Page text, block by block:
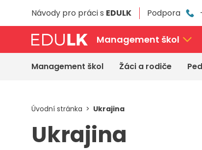
Návody pro práci s EDULK Podpora
Management škol
Management škol Žáci a rodiče
Úvodní stránka Ukrajina
Ukrajina